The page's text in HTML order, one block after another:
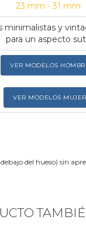
23 mm - 31 mm
minimalistas y
para un aspecto
VER MODELOS
VER MODELOS MUJER
del hueso) sin